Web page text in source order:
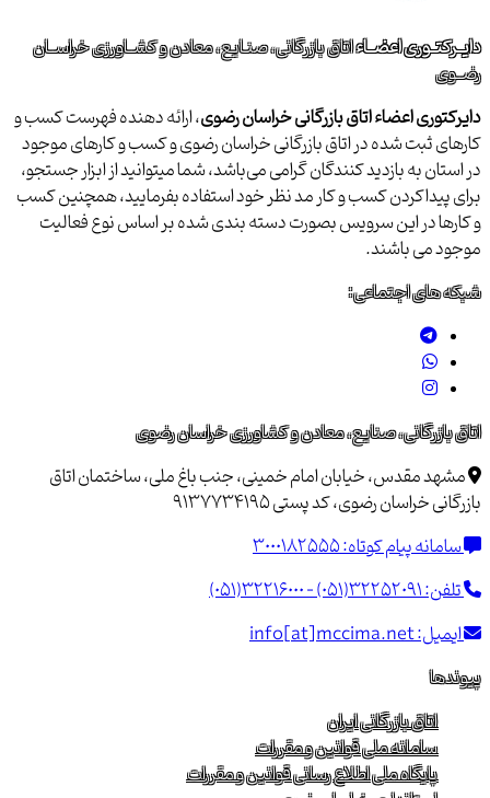
دایــرکتــوری اعضــاءاتاق بازرگانی، صنـایع، معادن و کشــاورزی خراســان
رضــوی
دایرکتوری اعضاء اتاق بازرگانی خراسان رضوی، ارائه دهنده فهرست کسب و
کارهای ثبت شده در اتاق بازرگانی خراسان رضوی و کسب و کارهای موجود
در استان به بازدید کنندگان گرامی می‌باشد، شما میتوانید از ابزار جستجو،
برای پیداکردن کسب و کار مد نظر خود استفاده بفرمایید، همچنین کسب
و کارها در این سرویس بصورت دسته بندی شده بر اساس نوع فعالیت
موجود می باشند.
شبکه های اجتماعی:
اتاق بازرگانی، صنایع، معادن و کشاورزی خراسان رضوی
مشهد مقدس، خیابان امام خمینی، جنب باغ ملی، ساختمان اتاق
بازرگانی خراسان رضوی، کد پستی 9137734195
سامانه پیام کوتاه:3000182555
تلفن:(051)32216000 - (051)32252091
ایمیل:info[at]mccima.net
پیوندها
اتاق بازرگانی ایران
سامانه ملی قوانین و مقررات
پایگاه ملی اطلاع رسانی قوانین و مقررات